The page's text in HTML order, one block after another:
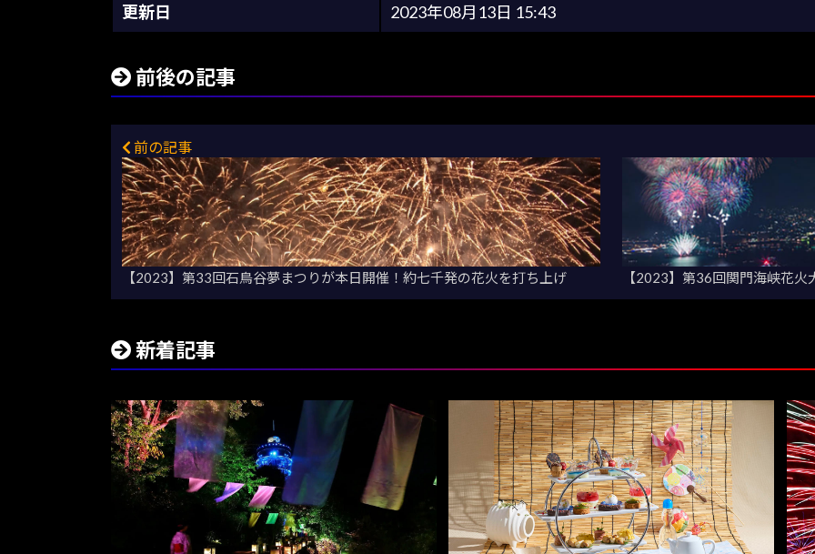
更新日 2023年08月13日 15:43
前後の記事
前の記事
【2023】第33回石鳥谷夢まつりが本日開催！約七千発の花火を打ち上げ 【2023】第36回関門海峡花
新着記事